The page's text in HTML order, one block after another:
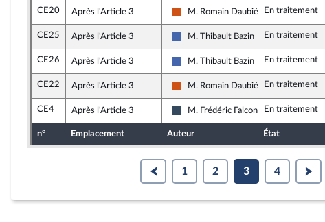
CE20 Après l'Article 3
Démocrate (MoDem et Indépendants)
M. Romain Daubié En traitement
CE25 Après l'Article 3
Les Républicains
M. Thibault Bazin En traitement
CE26 Après l'Article 3
Les Républicains
M. Thibault Bazin En traitement
CE22 Après l'Article 3
Démocrate (MoDem et Indépendants)
M. Romain Daubié En traitement
CE4 Après l'Article 3
Rassemblement National
M. Frédéric Falcon En traitement
n° Emplacement Auteur État
1 2 3 4